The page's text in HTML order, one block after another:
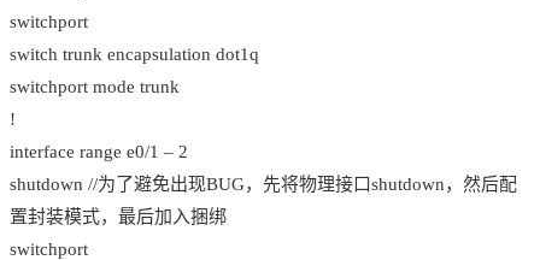
switchport
switch trunk encapsulation dot1q
switchport mode trunk
!
interface range e0/1 – 2
shutdown //为了避免出现BUG，先将物理接口shutdown，然后配
置封装模式，最后加入捆绑
switchport